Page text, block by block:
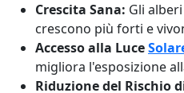
Crescita Sana: Gli
crescono più forti e
Accesso alla Luce
migliora l'esposizione
Riduzione del Rischio